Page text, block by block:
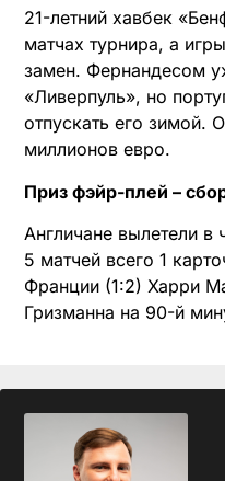
21-летний хавбек
матчах турнира, а
замен. Фернандесом
«Ливерпуль», но
отпускать его зимой.
миллионов евро.
Приз фэйр-плей –
Англичане вылетели в
5 матчей всего 1
Франции (1:2) Харри
Гризманна на 90-й